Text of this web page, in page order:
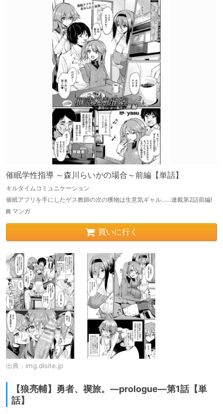
催眠学性指導 ～森川らいかの場合～前編【単話】
キルタイムコミュニケーション
催眠アプリを手にしたゲス教師の次の獲物は生意気ギャル……連載第2話前編!
マンガ
買いに行く
出典： img.dlsite.jp
【狼亮輔】勇者、禊旅。―prologue―第1話【単
話】